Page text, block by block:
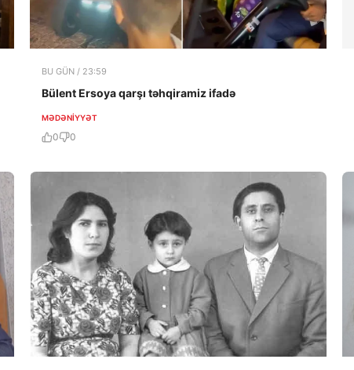
BU GÜN / 23:59
Bülent Ersoya qarşı təhqiramiz ifadə
MƏDƏNIYYƏT
0 0